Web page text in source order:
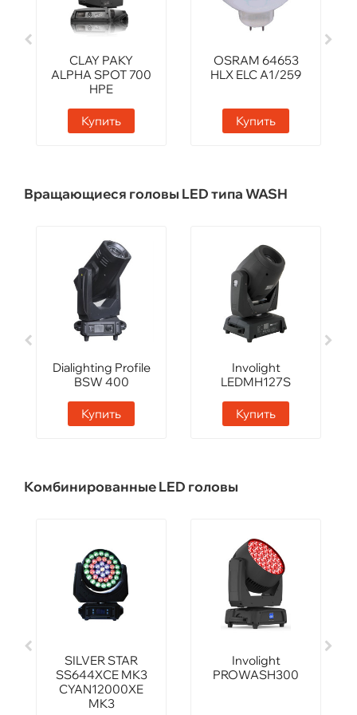
CLAY PAKY
ALPHA SPOT 700
HPE
Купить
OSRAM 64653
HLX ELC A1/259
Купить
Вращающиеся головы LED типа WASH
Dialighting Profile
BSW 400
Купить
Involight
LEDMH127S
Купить
Комбинированные LED головы
SILVER STAR
SS644XCE MK3
CYAN12000XE
MK3
Involight
PROWASH300